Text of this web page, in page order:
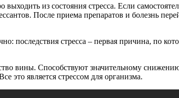
из состояния стресса. Если
После приема препаратов и болезнь
последствия стресса – первая причина, по
вины. Способствуют значительному
это является стрессом для организма.